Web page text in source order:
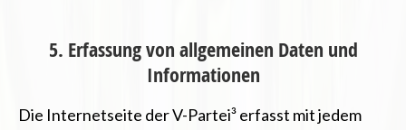
5. Erfassung von allgemeinen Daten und
Informationen
Die Internetseite der V-Partei³ erfasst mit jedem